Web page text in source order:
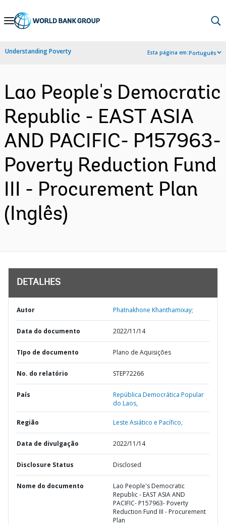
Skip
Navigation
Understanding Poverty Esta página em:Português
Lao People's Democratic
Republic - EAST ASIA
AND PACIFIC- P157963-
Poverty Reduction Fund
III - Procurement Plan
(Inglês)
DETALHES
Autor Phatnakhone Khanthamixay;
Data do documento 2022/11/14
TIpo de documento Plano de Aquisições
No. do relatório STEP72266
País
República Democrática Popular
do Laos,
Região Leste Asiático e Pacífico,
Data de divulgação 2022/11/14
Disclosure Status Disclosed
Nome do documento
Lao People's Democratic
Republic - EAST ASIA AND
PACIFIC- P157963- Poverty
Reduction Fund III - Procurement
Plan